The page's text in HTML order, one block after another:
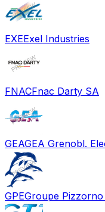
EXEExel Industries
FNACFnac Darty SA
GEAGEA Grenobl.
GPEGroupe